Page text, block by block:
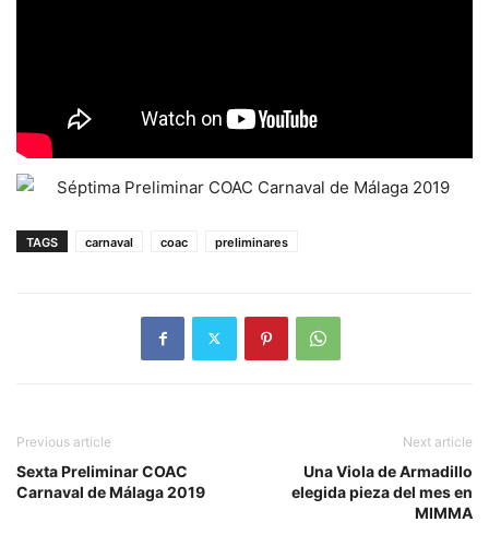
TAGS carnaval coac preliminares
Previous article
Sexta Preliminar COAC
Carnaval de Málaga 2019
Next article
Una Viola de Armadillo
elegida pieza del mes en
MIMMA